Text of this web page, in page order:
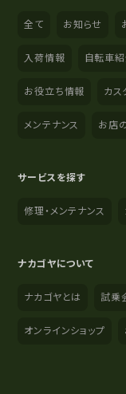
全て お知らせ
入荷情報 自転車
お役立ち情報 カス
メンテナンス お店
サービスを探す
修理・メンテナンス
ナカゴヤについて
ナカゴヤとは 試乗
オンラインショップ